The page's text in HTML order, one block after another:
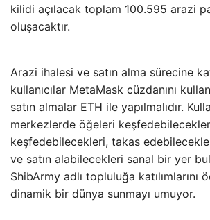
kilidi açılacak toplam 100.595 arazi
oluşacaktır.
Arazi ihalesi ve satın alma sürecine
kullanıcılar MetaMask cüzdanını
satın almalar ETH ile yapılmalıdır.
merkezlerde öğeleri
keşfedebilecekleri, takas
ve satın alabilecekleri sanal bir yer
ShibArmy adlı topluluğa katılımlarını
dinamik bir dünya sunmayı umuyor.